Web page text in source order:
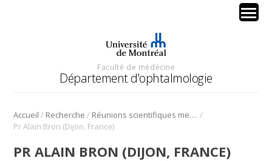
Faculté de médecine
Département d'ophtalmologie
Accueil / Recherche / Réunions scientifiques mensuelles /
Pr Alain Bron (Dijon, France)
PR ALAIN BRON (DIJON, FRANCE)